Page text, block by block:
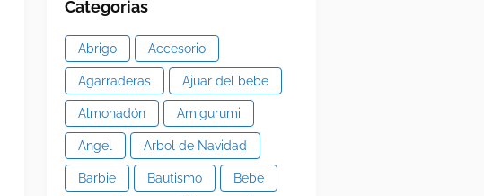
Categorias
Abrigo Accesorio
Agarraderas Ajuar del bebe
Almohadón Amigurumi
Angel Arbol de Navidad
Barbie Bautismo Bebe